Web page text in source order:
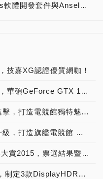
NVIDIA推出NVIDIA Highlights軟體開發套件與Ansel線上展示藝廊，並於GeForce Experience新增GIF檔存取功能
技嘉XG認證優質網咖！
網咖巡禮》1314網路電競二館，華碩GeForce GTX 1080超狂台中市電競網咖！
PCDIY!電競高峰會 – 網咖再進擊，打造電競館獨特魅力 →2016/08/18活動展開預告！【已結束】
PCDIY!電競高峰會 – 網咖再升級，打造旗艦電競館 →2018/11/21活動展開預告！
PCDIY!第十一屆玩家票選品牌大賞2015，票選結果暨得獎公布！
VESA協會推出HDR開放標準，制定3款DisplayHDR認證等級400、600、1000，搭配自我測試工具，推動產業進入下世代HDR新境界，現場直擊快報